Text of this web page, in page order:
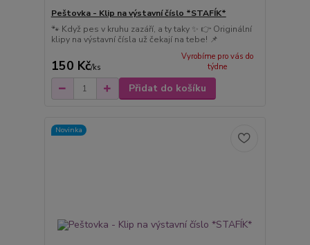
Peštovka - Klip na výstavní číslo *STAFÍK*
🐾 Když pes v kruhu zazáří, a ty taky ✨ 👉 Originální
klipy na výstavní čísla už čekají na tebe! 📌
150 Kč/ks
Vyrobíme pro vás do
týdne
Přidat do košíku
Novinka